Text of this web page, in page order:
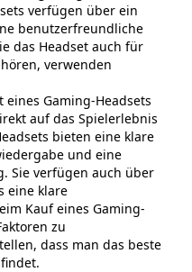
verfügen über ein
benutzerfreundliche
das Headset auch für
verwenden
Gaming-Headsets
auf das Spielerlebnis
bieten eine klare
und eine
Sie verfügen auch über
eine klare
Kauf eines Gaming-
zu
dass man das beste